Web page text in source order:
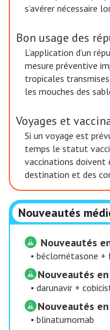
s’avérer nécessaire
Bon usage des
L’application d’un
mesure préventive
tropicales
les mouches des
Voyages et
Si un voyage est
temps le statut
vaccinations doivent
destination et des
Nouveautés
Nouveautés
• béclométasone
Nouveautés
• darunavir +
Nouveautés
• blinatumomab